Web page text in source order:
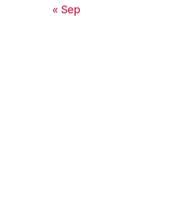
« Sep